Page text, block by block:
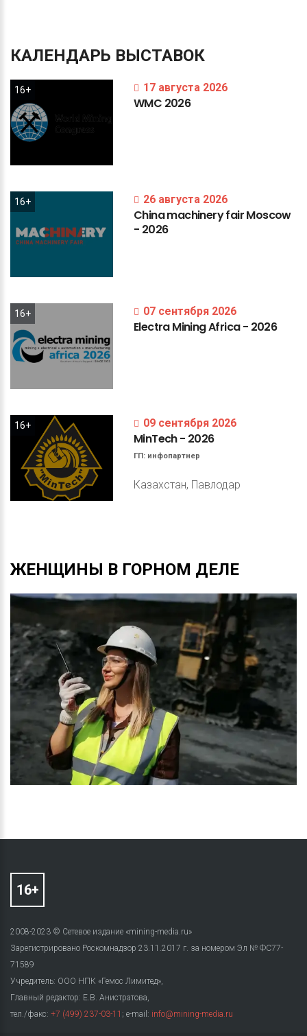
КАЛЕНДАРЬ ВЫСТАВОК
16+ 17 августа 2026
WMC 2026
16+ 26 августа 2026
ChinamachineryfairMoscow
- 2026
16+ 07 сентября 2026
ElectraMiningAfrica- 2026
16+ 09 сентября 2026
MinTech- 2026
ГП: инфопартнер
Казахстан, Павлодар
ЖЕНЩИНЫ В ГОРНОМ ДЕЛЕ
2008-2023 © Сетевое издание «mining-media.ru»
Зарегистрировано Роскомнадзор 23.11.2017 г. за номером Эл № ФС77-
71589
Учредитель: ООО НПК «Гемос Лимитед»,
Главный редактор: Е.В. Анистратова,
тел./факс: +7 (499) 237-03-11 ; e-mail: info@mining-media.ru